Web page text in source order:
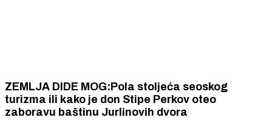
ZEMLJA DIDE MOG:Pola stoljeća seoskog
turizma ili kako je don Stipe Perkov oteo
zaboravu baštinu Jurlinovih dvora